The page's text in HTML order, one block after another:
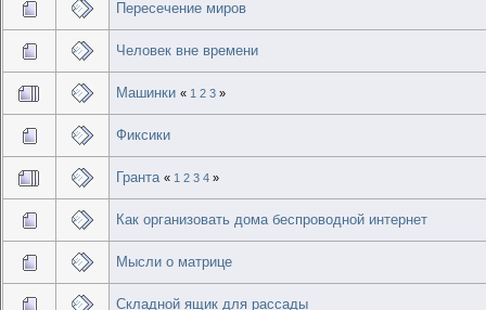
Пересечение миров
Человек вне времени
Машинки « 1 2 3 »
Фиксики
Гранта « 1 2 3 4 »
Как организовать дома беспроводной интернет
Мысли о матрице
Складной ящик для рассады